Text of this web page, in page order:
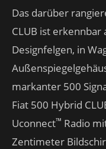
Das darüber
CLUB ist erkennbar
Designfelgen, in
markanter 500
Fiat 500 Hybrid
Uconnect™ Radio
Zentimeter